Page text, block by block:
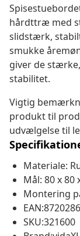
hårdttræ med
slidstærk,
smukke
giver de
stabilitet.
Vigtig
produkt til
udvælgelse til
Materiale:
Mål: 80 x 80
Montering
SKU:321600